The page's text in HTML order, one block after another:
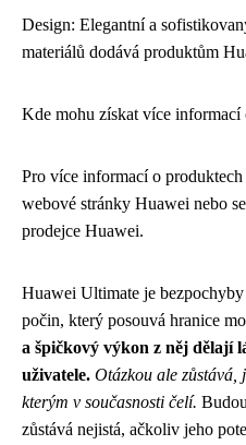
Design: Elegantní a
materiálů dodává produktům
Kde mohu získat více
Pro více informací o
webové stránky Huawei nebo
prodejce Huawei.
Huawei Ultimate je
počin, který posouvá hranice
a špičkový výkon z něj dělají
uživatele. Otázkou ale zůstává,
kterým v současnosti čelí.
zůstává nejistá, ačkoliv jeho